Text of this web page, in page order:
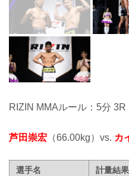
RIZIN MMAルール：5分 3R
芦田崇宏 （66.00kg）vs. カ
選手名 計量結果